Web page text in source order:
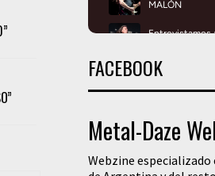
FACEBOOK
Metal-Daze
Webzine especializado